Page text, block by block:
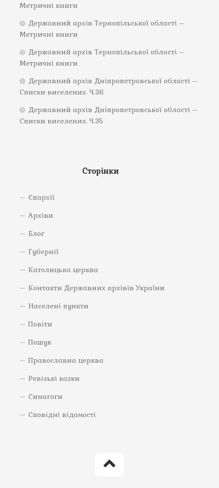
Метричні книги
Державний архів Тернопільської області –
Метричні книги
Державний архів Тернопільської області –
Метричні книги
Державний архів Дніпропетровської області –
Списки виселених. Ч.36
Державний архів Дніпропетровської області –
Списки виселених. Ч.35
Сторінки
Єпархії
Архіви
Блог
Губернії
Католицька церква
Контакти Державних архівів України
Населені пункти
Повіти
Пошук
Православна церква
Ревізькі казки
Синагоги
Сповідні відомості